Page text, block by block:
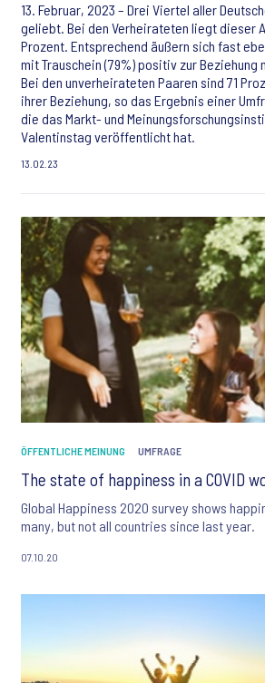
13. Februar, 2023 – Drei Viertel aller
geliebt. Bei den Verheirateten liegt dieser
Prozent. Entsprechend äußern sich fast
mit Trauschein (79%) positiv zur Beziehung
Bei den unverheirateten Paaren sind 71
ihrer Beziehung, so das Ergebnis einer
die das Markt- und
Valentinstag veröffentlicht hat.
13.02.23
ÖFFENTLICHE MEINUNG UMFRAGE
The state of happiness in a COVID
Global Happiness 2020 survey shows
many, but not all countries since last year.
07.10.20